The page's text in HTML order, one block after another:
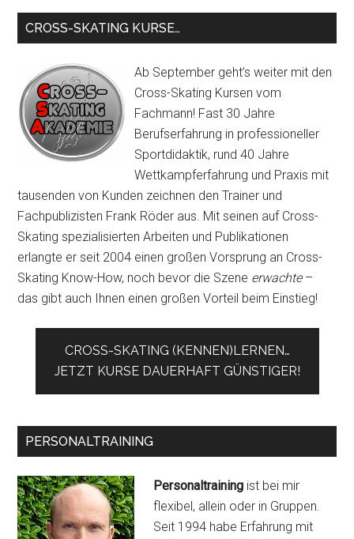
CROSS-SKATING KURSE…
Ab September geht’s weiter mit den
Cross-Skating Kursen vom
Fachmann! Fast 30 Jahre
Berufserfahrung in professioneller
Sportdidaktik, rund 40 Jahre
Wettkampferfahrung und Praxis mit
tausenden von Kunden zeichnen den Trainer und
Fachpublizisten Frank Röder aus. Mit seinen auf Cross-
Skating spezialisierten Arbeiten und Publikationen
erlangte er seit 2004 einen großen Vorsprung an Cross-
Skating Know-How, noch bevor die Szene erwachte–
das gibt auch Ihnen einen großen Vorteil beim Einstieg!
CROSS-SKATING (KENNEN)LERNEN…
JETZT KURSE DAUERHAFT GÜNSTIGER!
PERSONALTRAINING
Personaltraining ist bei mir
flexibel, allein oder in Gruppen.
Seit 1994 habe Erfahrung mit